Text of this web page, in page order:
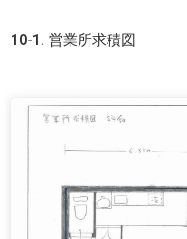
10-1. 営業所求積図